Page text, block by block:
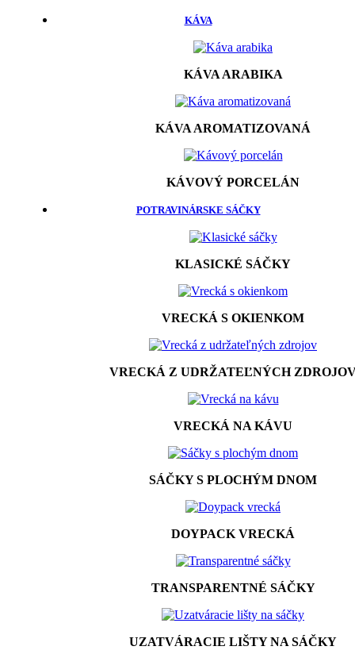
KÁVA
KÁVA ARABIKA
KÁVA AROMATIZOVANÁ
KÁVOVÝ PORCELÁN
POTRAVINÁRSKE SÁČKY
KLASICKÉ SÁČKY
VRECKÁ S OKIENKOM
VRECKÁ Z UDRŽATEĽNÝCH
VRECKÁ NA KÁVU
SÁČKY S PLOCHÝM DNOM
DOYPACK VRECKÁ
TRANSPARENTNÉ SÁČKY
UZATVÁRACIE LIŠTY NA SÁČKY